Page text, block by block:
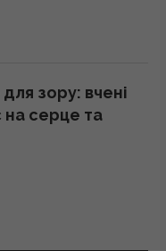
зору: вчені
на серце та
літак,
сили